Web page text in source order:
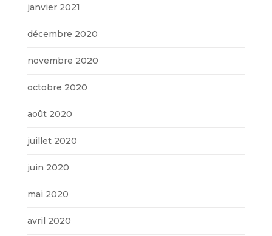
janvier 2021
décembre 2020
novembre 2020
octobre 2020
août 2020
juillet 2020
juin 2020
mai 2020
avril 2020